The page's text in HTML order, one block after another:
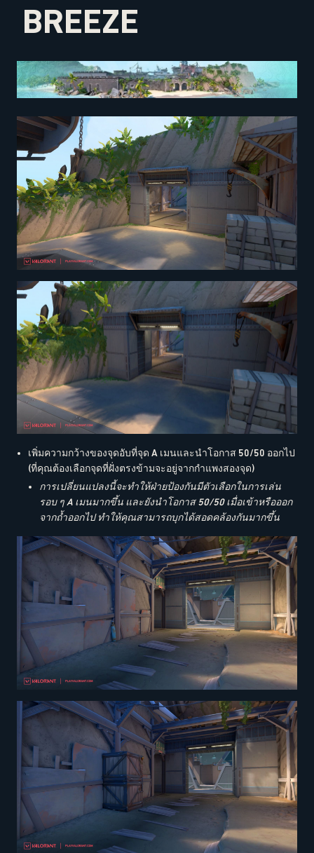
BREEZE
เพิ่มความกว้างของจุดอับที่จุด A เมนและนำโอกาส 50/50 ออกไป
(ที่คุณต้องเลือกจุดที่ฝั่งตรงข้ามจะอยู่จากกำแพงสองจุด)
การเปลี่ยนแปลงนี้จะทำให้ฝ่ายป้องกันมีตัวเลือกในการเล่น
รอบ ๆ A เมนมากขึ้น และยังนำโอกาส 50/50 เมื่อเข้าหรือออก
จากถ้ำออกไป ทำให้คุณสามารถบุกได้สอดคล้องกันมากขึ้น